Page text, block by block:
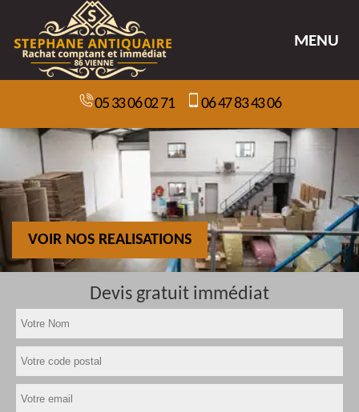
MENU
05 33 06 02 71 06 47 83 43 06
VOIR NOS REALISATIONS
Devis gratuit immédiat